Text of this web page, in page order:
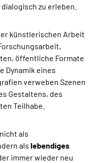
zu erleben.
künstlerischen Arbeit
öffentliche Formate
Dynamik eines
verweben Szenen
Gestaltens, des
Teilhabe.
als
alslebendiges
immer wieder neu